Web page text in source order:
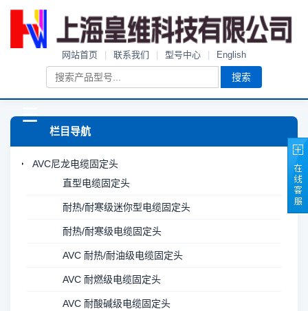
网站首页 联系我们 型号中心 English
搜索
☰
栏目导航
AVC尼龙电缆固定头
直型电缆固定头
耐热/耐寒级迷你型电缆固定头
耐热/耐寒级电缆固定头
AVC 耐热/耐油级电缆固定头
AVC 耐燃级电缆固定头
AVC 耐酸碱级电缆固定头